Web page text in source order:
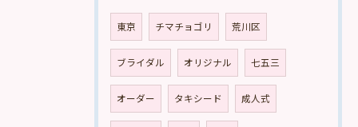
東京 チマチョゴリ 荒川区
ブライダル オリジナル 七五三
オーダー タキシード 成人式